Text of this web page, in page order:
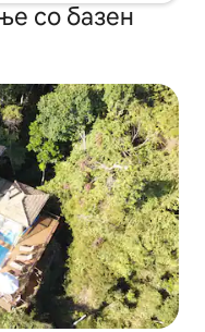
со базен